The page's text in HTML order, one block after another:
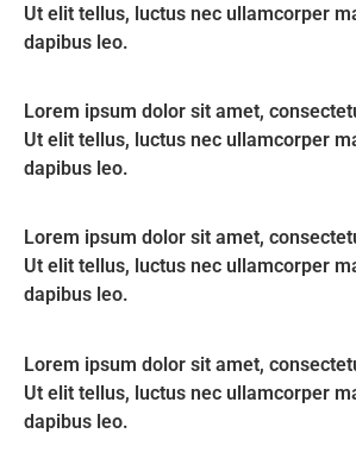
Ut elit tellus, luctus nec ullamcorper
dapibus leo.
Lorem ipsum dolor sit amet,
Ut elit tellus, luctus nec ullamcorper
dapibus leo.
Lorem ipsum dolor sit amet,
Ut elit tellus, luctus nec ullamcorper
dapibus leo.
Lorem ipsum dolor sit amet,
Ut elit tellus, luctus nec ullamcorper
dapibus leo.